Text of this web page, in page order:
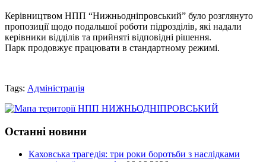
Керівництвом НПП “Нижньодніпровський” було розглянуто
пропозиції щодо подальшої роботи підрозділів, які надали
керівники відділів та прийняті відповідні рішення.
Парк продовжує працювати в стандартному режимі.
Tags: Адміністрація
Останні новини
Каховська трагедія: три роки боротьби з наслідками